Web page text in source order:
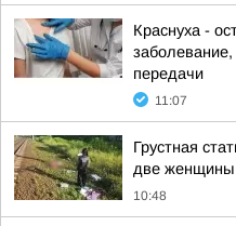
Краснуха -
передачи
11:07
Грустная
две женщины
10:48